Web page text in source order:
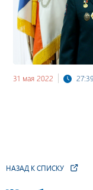
31 мая 2022 27:39
НАЗАД К СПИСКУ